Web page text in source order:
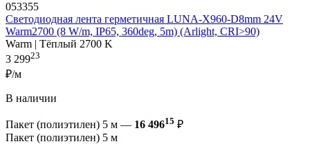
053355
Светодиодная лента герметичная LUNA-X960-D8mm 24V
Warm2700 (8 W/m, IP65, 360deg, 5m) (Arlight, CRI>90)
Warm | Тёплый 2700 K
3 29923
₽/м
В наличии
Пакет (полиэтилен) 5 м — 16 49615 ₽
Пакет (полиэтилен) 5 м